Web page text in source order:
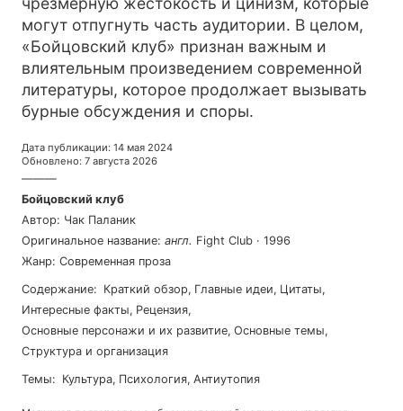
могут отпугнуть часть аудитории. В целом,
«Бойцовский клуб» признан важным и
влиятельным произведением современной
литературы, которое продолжает вызывать
бурные обсуждения и споры.
Дата публикации: 14 мая 2024
Обновлено: 7 августа 2026
———
Бойцовский клуб
Автор: Чак Паланик
Оригинальное название: англ. Fight Club · 1996
Жанр: Современная проза
Содержание: Краткий обзор, Главные идеи, Цитаты,
Интересные факты, Рецензия,
Основные персонажи и их развитие, Основные темы,
Структура и организация
Темы: культура, психология, антиутопия